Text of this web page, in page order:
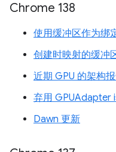
Chrome 138
使用缓冲区作为绑
创建时映射的缓冲
近期 GPU 的架构
弃用 GPUAdapter
Dawn 更新